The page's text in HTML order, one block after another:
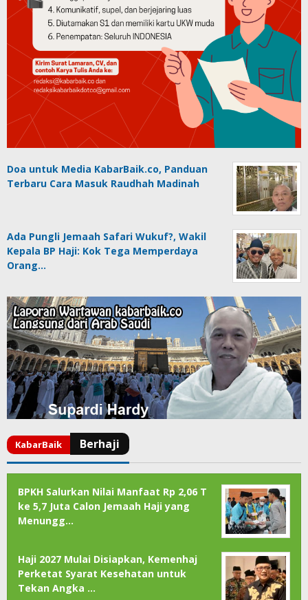
Doa untuk Media KabarBaik.co, Panduan
Terbaru Cara Masuk Raudhah Madinah
Ada Pungli Jemaah Safari Wukuf?, Wakil
Kepala BP Haji: Kok Tega Memperdaya
Orang…
BPKH Salurkan Nilai Manfaat Rp 2,06 T
ke 5,7 Juta Calon Jemaah Haji yang
Menungg…
Haji 2027 Mulai Disiapkan, Kemenhaj
Perketat Syarat Kesehatan untuk
Tekan Angka …